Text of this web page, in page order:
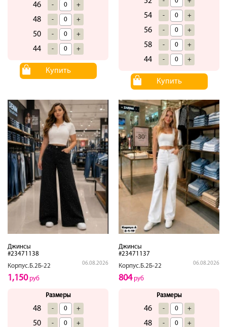
46 - +
48 - +
50 - +
44 - +
Купить
54 - +
56 - +
58 - +
44 - +
Купить
Джинсы
#23471138
Корпус.Б.2Б-22
06.08.2026
1,150руб
Размеры
48 - +
50 - +
Джинсы
#23471137
Корпус.Б.2Б-22
06.08.2026
804руб
Размеры
46 - +
48 - +